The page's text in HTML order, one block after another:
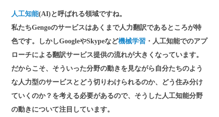
人工知能(AI)と呼ばれる領域ですね。
私たちGengoのサービスはあくまで人力翻訳であるところが特
色です。しかしGoogleやSkypeなど機械学習 ・人工知能でのアプ
ローチによる翻訳サービス提供の流れが大きくなっています。
だからこそ、そういった分野の動きを見ながら自分たちのよう
な人力型のサービスとどう切りわけられるのか、どう住み分け
ていくのか？を考える必要があるので、そうした人工知能分野
の動きについて注目しています。